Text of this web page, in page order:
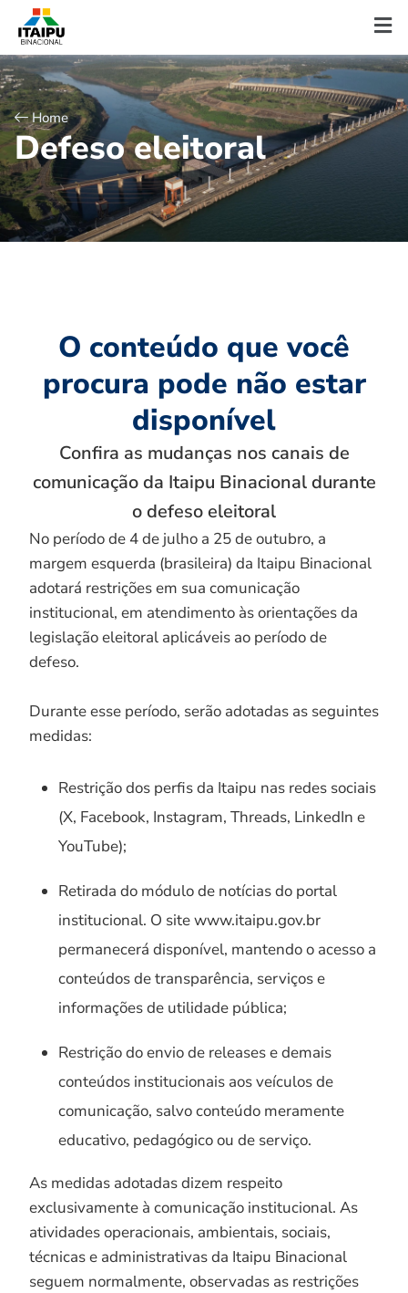
Home
Defeso eleitoral
O conteúdo que você
procura pode não estar
disponível
Confira as mudanças nos canais de
comunicação da Itaipu Binacional durante
o defeso eleitoral
No período de 4 de julho a 25 de outubro, a
margem esquerda (brasileira) da Itaipu Binacional
adotará restrições em sua comunicação
institucional, em atendimento às orientações da
legislação eleitoral aplicáveis ao período de
defeso.
Durante esse período, serão adotadas as seguintes
medidas:
Restrição dos perfis da Itaipu nas redes sociais
(X, Facebook, Instagram, Threads, LinkedIn e
YouTube);
Retirada do módulo de notícias do portal
institucional. O site www.itaipu.gov.br
permanecerá disponível, mantendo o acesso a
conteúdos de transparência, serviços e
informações de utilidade pública;
Restrição do envio de releases e demais
conteúdos institucionais aos veículos de
comunicação, salvo conteúdo meramente
educativo, pedagógico ou de serviço.
As medidas adotadas dizem respeito
exclusivamente à comunicação institucional. As
atividades operacionais, ambientais, sociais,
técnicas e administrativas da Itaipu Binacional
seguem normalmente, observadas as restrições